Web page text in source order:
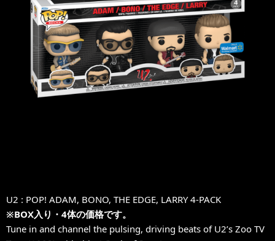
U2 : POP! ADAM, BONO, THE EDGE, LARRY 4-PACK
※BOX入り・4体の価格です。
Tune in and channel the pulsing, driving beats of U2’s Zoo TV